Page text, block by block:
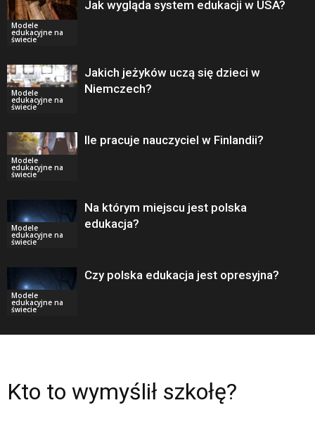
Modele
edukacyjne na
świecie
Jak wygląda system edukacji w USA?
Modele
edukacyjne na
świecie
Jakich jeżyków uczą się dzieci w
Niemczech?
Modele
edukacyjne na
świecie
Ile pracuje nauczyciel w Finlandii?
Modele
edukacyjne na
świecie
Na którym miejscu jest polska
edukacja?
Modele
edukacyjne na
świecie
Czy polska edukacja jest opresyjna?
Kto to wymyślił szkołę?